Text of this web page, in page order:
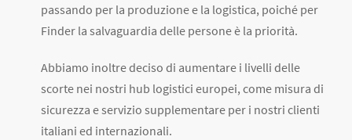
passando per la produzione e la logistica, poiché per
Finder la salvaguardia delle persone è la priorità.
Abbiamo inoltre deciso di aumentare i livelli delle
scorte nei nostri hub logistici europei, come misura di
sicurezza e servizio supplementare per i nostri clienti
italiani ed internazionali.